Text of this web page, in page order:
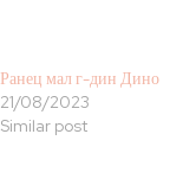
Ранец мал г-дин Дино
21/08/2023
Similar post